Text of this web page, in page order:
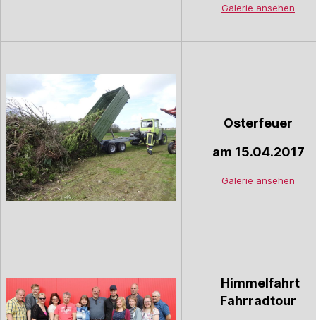
Galerie ansehen
Osterfeuer
am 15.04.2017
Galerie ansehen
Himmelfahrt
Fahrradtour